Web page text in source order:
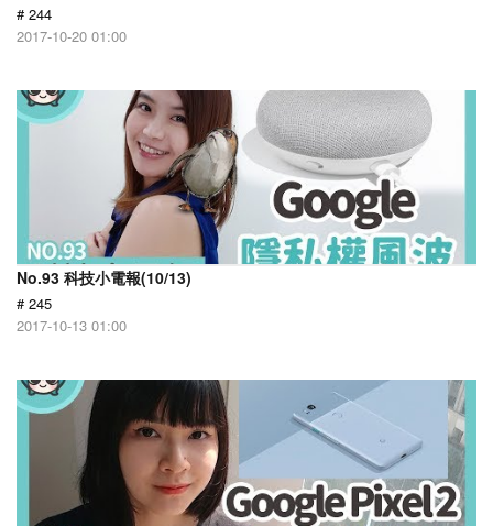
# 244
2017-10-20 01:00
No.93 科技小電報(10/13)
# 245
2017-10-13 01:00